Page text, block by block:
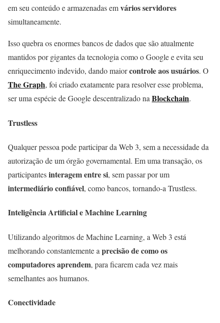
em seu conteúdo e armazenadas emvários servidores
simultaneamente.
Isso quebra os enormes bancos de dados que são atualmente
mantidos por gigantes da tecnologia como o Google e evita seu
enriquecimento indevido, dando maiorcontrole aos usuários. O
The Graph, foi criado exatamente para resolver esse problema,
ser uma espécie de Google descentralizado naBlockchain.
Trustless
Qualquer pessoa pode participar da Web 3, sem a necessidade da
autorização de um órgão governamental. Em uma transação, os
participantesinteragem entre si, sem passar por um
intermediário confiável, como bancos, tornando-a Trustless.
Inteligência Artificial e Machine Learning
Utilizando algoritmos de Machine Learning, a Web 3 está
melhorando constantemente a precisão de como os
computadores aprendem, para ficarem cada vez mais
semelhantes aos humanos.
Conectividade